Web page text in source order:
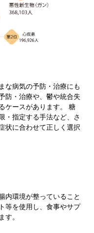
な病気の予防・治療にも
防・治療や、鬱や統合失
ケースがあります。 糖
・指定する手法など、さ
状に合わせて正しく選択
内環境が整っていること
等を使用し、食事やサプ
す。